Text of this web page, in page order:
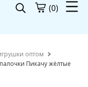
(0)
оптом
Пикачу жёлтые